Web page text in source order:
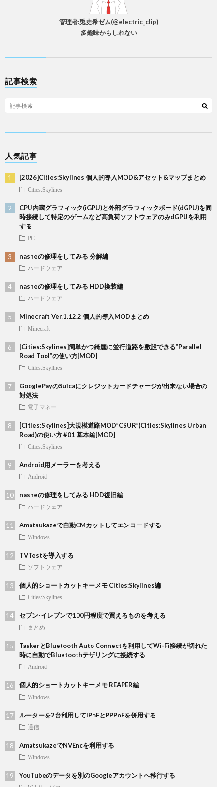
管理者:兎史希ゼム(@electric_clip)
多趣味かもしれない
記事検索
人気記事
[2026]Cities:Skylines 個人的導入MOD&アセット&マップまとめ
Cities:Skylines
CPU内蔵グラフィック(iGPU)と外部グラフィックボード(dGPU)を同
時接続して特定のゲームなど高負荷ソフトウェアのみdGPUを利用
する
PC
nasneの修理をしてみる 分解編
ハードウェア
nasneの修理をしてみる HDD換装編
ハードウェア
Minecraft Ver.1.12.2 個人的導入MODまとめ
Minecraft
[Cities:Skylines]簡単かつ綺麗に並行道路を敷設できる”Parallel
Road Tool”の使い方[MOD]
Cities:Skylines
GooglePayのSuicaにクレジットカードチャージが出来ない場合の
対処法
電子マネー
[Cities:Skylines]大規模道路MOD”CSUR”(Cities:Skylines Urban
Road)の使い方 #01 基本編[MOD]
Cities:Skylines
Android用メーラーを考える
Android
nasneの修理をしてみる HDD復旧編
ハードウェア
Amatsukazeで自動CMカットしてエンコードする
Windows
TVTestを導入する
ソフトウェア
個人的ショートカットキーメモ Cities:Skylines編
Cities:Skylines
セブン-イレブンで100円程度で買えるものを考える
まとめ
TaskerとBluetooth Auto Connectを利用してWi-Fi接続が切れた
時に自動でBluetoothテザリングに接続する
Android
個人的ショートカットキーメモ REAPER編
Windows
ルーターを2台利用してIPoEとPPPoEを併用する
通信
AmatsukazeでNVEncを利用する
Windows
YouTubeのデータを別のGoogleアカウントへ移行する